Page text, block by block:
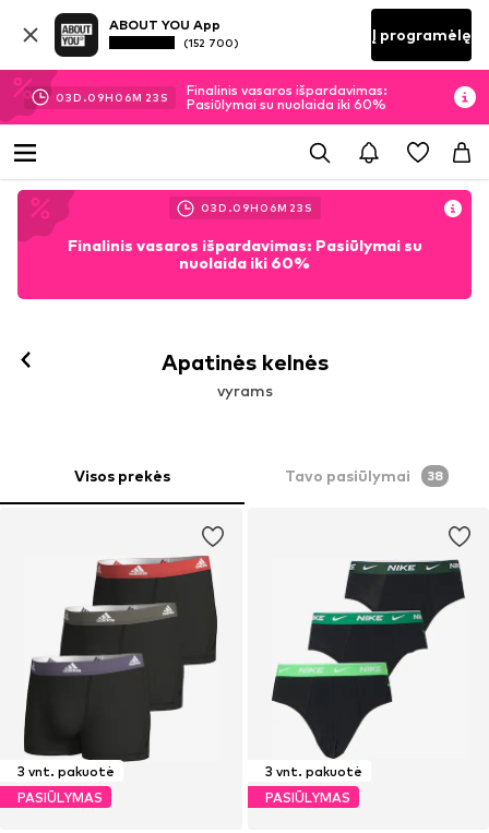
ABOUT YOU App
(152 700) Į programėlę
03D.09H 06M 21 S
Finalinis vasaros išpardavimas:
Pasiūlymai su nuolaida iki 60%
03D.09H 06M 21 S
Finalinis vasaros išpardavimas: Pasiūlymai su
nuolaida iki 60%
Apatinės kelnės
vyrams
Visos prekės Tavo pasiūlymai 38
3 vnt. pakuotė
PASIŪLYMAS
3 vnt. pakuotė
PASIŪLYMAS